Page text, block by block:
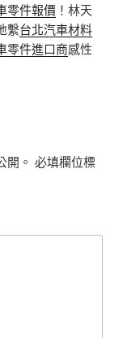
零件報價 ！林天
繫台北汽車材料
零件進口商感性
開。 必填欄位標